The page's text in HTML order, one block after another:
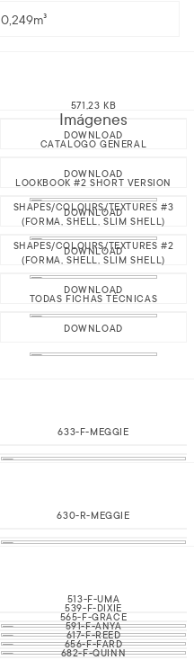
0,249m³
Imágenes
571,23 KB
DOWNLOAD
CATALOGO GENERAL
DOWNLOAD
LOOKBOOK #2 SHORT VERSION
DOWNLOAD
SHAPES/COLOURS/TEXTURES #3
(FORMA, SHELL, SLIM SHELL)
DOWNLOAD
SHAPES/COLOURS/TEXTURES #2
(FORMA, SHELL, SLIM SHELL)
DOWNLOAD
TODAS FICHAS TÉCNICAS
DOWNLOAD
633-F-MEGGIE
630-R-MEGGIE
513-F-UMA
539-F-DIXIE
565-F-GRACE
591-F-ANYA
617-F-REED
656-F-FARD
682-F-QUINN